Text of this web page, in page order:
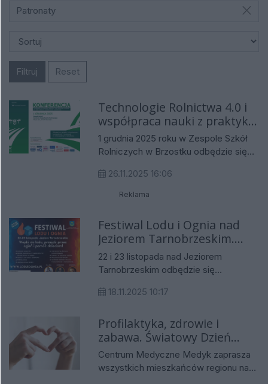
Patronaty
Filtruj Reset
Technologie Rolnictwa 4.0 i
współpraca nauki z praktyką.
Ogólnopolska konferencja
na Podkarpaciu
1 grudnia 2025 roku w Zespole Szkół
Rolniczych w Brzostku odbędzie się
i innowacje w edukacji rolniczej”.
Wydarzenie organizowane jest przez
Rolnictwa we współpracy z Zespołem
Szkół Centrum Kształcenia Rolniczego
w Brzostku oraz Wydziałem
Technologiczno-Przyrodniczym
26.11.2025 16:06
Reklama
Festiwal Lodu i Ognia nad
Jeziorem Tarnobrzeskim.
Ekstremalne emocje w
szczytnym celu
22 i 23 listopada nad Jeziorem
Tarnobrzeskim odbędzie się
i Ognia, impreza, która łączy
pokazy, saunowe rytuały oraz działania
charytatywne. Wstęp na wydarzenie
pod honorowym patronatem
Prezydenta Miasta Tarnobrzega.
18.11.2025 10:17
Profilaktyka, zdrowie i
zabawa. Światowy Dzień
Serca z Centrum Medycznym
Medyk!
Centrum Medyczne Medyk zaprasza
wszystkich mieszkańców regionu na